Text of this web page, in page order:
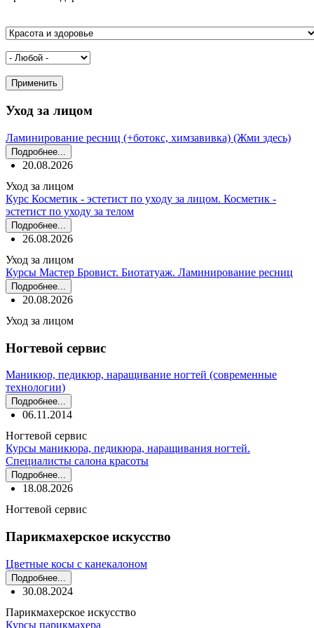
Уход за лицом
Ламинирование ресниц (+ботокс, химзавивка) (Жми здесь)
Подробнее...
20.08.2026
Уход за лицом
Курс Косметик - эстетист по уходу за лицом. Косметик -
эстетист по уходу за телом
Подробнее...
26.08.2026
Уход за лицом
Курсы Мастер Бровист. Биотатуаж. Ламинирование ресниц
Подробнее...
20.08.2026
Уход за лицом
Ногтевой сервис
Маникюр, педикюр, наращивание ногтей (современные
технологии)
Подробнее...
06.11.2014
Ногтевой сервис
Курсы маникюра, педикюра, наращивания ногтей.
Специалисты салона красоты
Подробнее...
18.08.2026
Ногтевой сервис
Парикмахерское искусство
Цветные косы с канекалоном
Подробнее...
30.08.2024
Парикмахерское искусство
Курсы парикмахера